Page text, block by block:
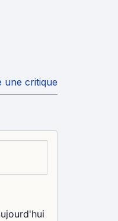
une critique